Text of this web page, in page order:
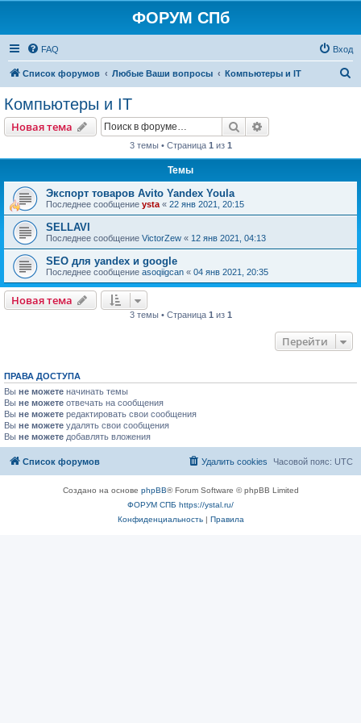
ФОРУМ СПб
FAQ Вход
Список форумов Любые Ваши вопросы Компьютеры и IT
Компьютеры и IT
Новая тема Поиск
3 темы • Страница 1 из 1
Темы
Экспорт товаров Avito Yandex Youla
Последнее сообщение ysta « 22 янв 2021, 20:15
SELLAVI
Последнее сообщение VictorZew « 12 янв 2021, 04:13
SEO для yandex и google
Последнее сообщение asoqiigcan « 04 янв 2021, 20:35
Новая тема
3 темы • Страница 1 из 1
Перейти
ПРАВА ДОСТУПА
Вы не можете начинать темы
Вы не можете отвечать на сообщения
Вы не можете редактировать свои сообщения
Вы не можете удалять свои сообщения
Вы не можете добавлять вложения
Список форумов Часовой пояс: UTC
Удалить cookies
Создано на основе phpBB® Forum Software © phpBB Limited
ФОРУМ СПБ https://ystal.ru/
Конфиденциальность| Правила